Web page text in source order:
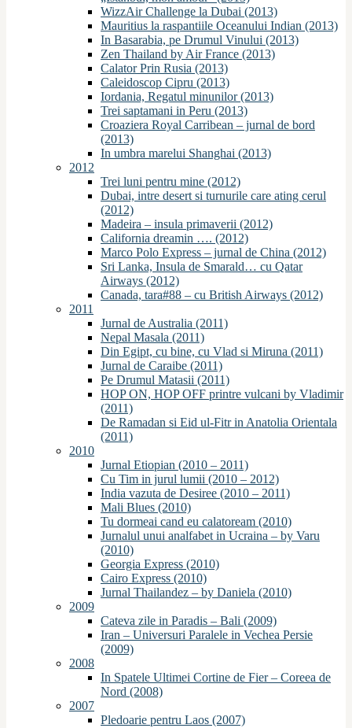
WizzAir Challenge la Dubai (2013)
Mauritius la raspantiile Oceanului Indian (2013)
In Basarabia, pe Drumul Vinului (2013)
Zen Thailand by Air France (2013)
Calator Prin Rusia (2013)
Caleidoscop Cipru (2013)
Iordania, Regatul minunilor (2013)
Trei saptamani in Peru (2013)
Croaziera Royal Carribean – jurnal de bord
(2013)
In umbra marelui Shanghai (2013)
2012
Trei luni pentru mine (2012)
Dubai, intre desert si turnurile care ating cerul
(2012)
Madeira – insula primaverii (2012)
California dreamin …. (2012)
Marco Polo Express – jurnal de China (2012)
Sri Lanka, Insula de Smarald… cu Qatar
Airways (2012)
Canada, tara#88 – cu British Airways (2012)
2011
Jurnal de Australia (2011)
Nepal Masala (2011)
Din Egipt, cu bine, cu Vlad si Miruna (2011)
Jurnal de Caraibe (2011)
Pe Drumul Matasii (2011)
HOP ON, HOP OFF printre vulcani by Vladimir
(2011)
De Ramadan si Eid ul-Fitr in Anatolia Orientala
(2011)
2010
Jurnal Etiopian (2010 – 2011)
Cu Tim in jurul lumii (2010 – 2012)
India vazuta de Desiree (2010 – 2011)
Mali Blues (2010)
Tu dormeai cand eu calatoream (2010)
Jurnalul unui analfabet in Ucraina – by Varu
(2010)
Georgia Express (2010)
Cairo Express (2010)
Jurnal Thailandez – by Daniela (2010)
2009
Cateva zile in Paradis – Bali (2009)
Iran – Universuri Paralele in Vechea Persie
(2009)
2008
In Spatele Ultimei Cortine de Fier – Coreea de
Nord (2008)
2007
Pledoarie pentru Laos (2007)